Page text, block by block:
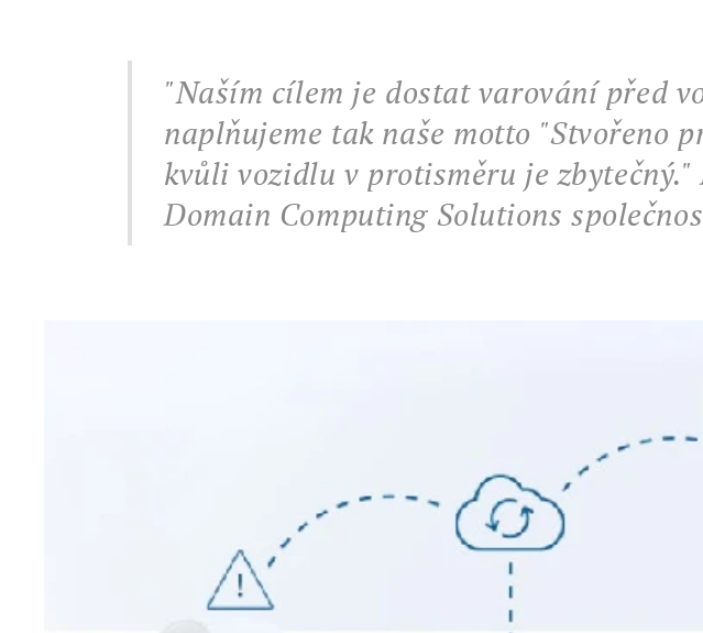
"Naším cílem je dostat varování před
naplňujeme tak naše motto "Stvořeno
kvůli vozidlu v protisměru je zbytečný."
Domain Computing Solutions